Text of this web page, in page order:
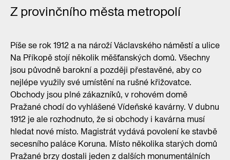
Z provinčního města metropolí
Píše se rok 1912 a na nároží Václavského náměstí a ulice
Na Příkopě stojí několik měšťanských domů. Všechny
jsou původně barokní a později přestavěné, aby co
nejlépe využily své umístění na rušné křižovatce.
Obchody jsou plné zákazníků, v rohovém domě
Pražané chodí do vyhlášené Vídeňské kavárny. V dubnu
1912 je ale rozhodnuto, že si obchody i kavárna musí
hledat nové místo. Magistrát vydává povolení ke stavbě
secesního paláce Koruna. Místo několika starých domů
Pražané brzy dostali jeden z dalších monumentálních